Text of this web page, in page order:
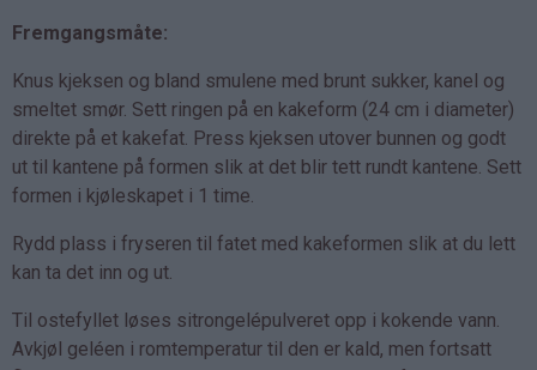
Fremgangsmåte:
Knus kjeksen og bland smulene med brunt sukker, kanel og
smeltet smør. Sett ringen på en kakeform (24 cm i diameter)
direkte på et kakefat. Press kjeksen utover bunnen og godt
ut til kantene på formen slik at det blir tett rundt kantene. Sett
formen i kjøleskapet i 1 time.
Rydd plass i fryseren til fatet med kakeformen slik at du lett
kan ta det inn og ut.
Til ostefyllet løses sitrongelépulveret opp i kokende vann.
Avkjøl geléen i romtemperatur til den er kald, men fortsatt